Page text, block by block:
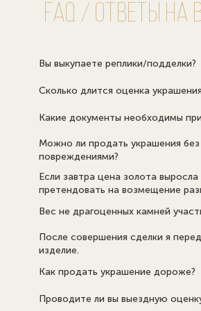
FAQ / Ответы на
Вы выкупаете реплики/подделки?
Сколько длится оценка
Какие документы необходимы
Можно ли продать украшения
повреждениями?
Если завтра цена золота выросла
претендовать на возмещение
Вес не драгоценных камней
После совершения сделки я
изделие.
Как продать украшение дороже?
Проводите ли вы выездную